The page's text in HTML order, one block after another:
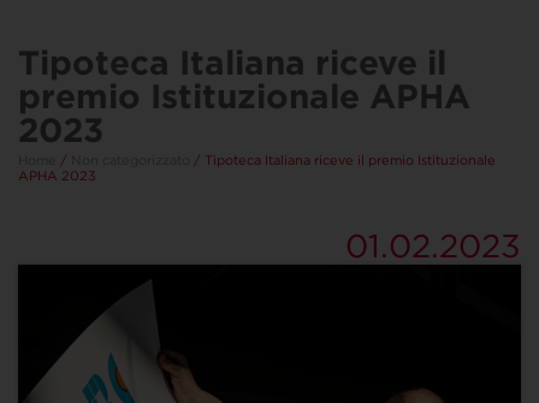
Tipoteca Italiana riceve il
premio Istituzionale APHA
2023
/
/ Tipoteca Italiana riceve il premio Istituzionale
APHA 2023
01.02.2023